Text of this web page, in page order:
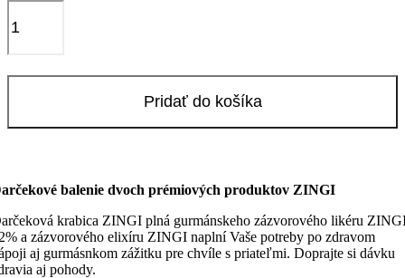
Pridať do košíka
balenie dvoch prémiových produktov ZINGI
krabica ZINGI plná gurmánskeho zázvorového likéru
a zázvorového elixíru ZINGI naplní Vaše potreby po zdravom
aj gurmásnkom zážitku pre chvíle s priateľmi. Doprajte si dávku
aj pohody.